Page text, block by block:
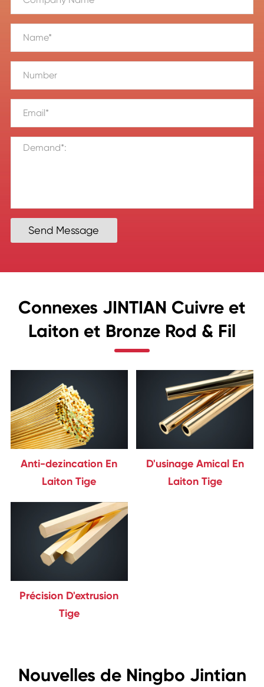
Send Message
Connexes JINTIAN Cuivre et
Laiton et Bronze Rod & Fil
Anti-dezincation En
Laiton Tige
D'usinage Amical En
Laiton Tige
Précision D'extrusion
Tige
Nouvelles de Ningbo Jintian